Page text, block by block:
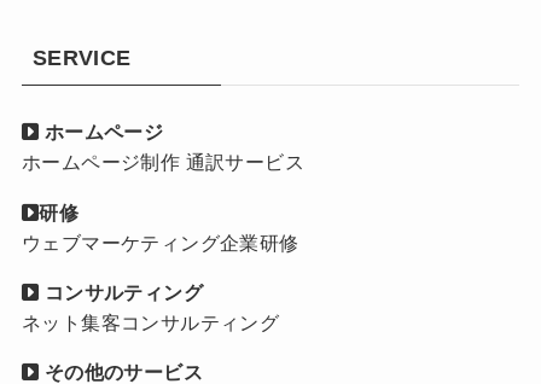
SERVICE
ホームページ
ホームページ制作 通訳サービス
研修
ウェブマーケティング企業研修
コンサルティング
ネット集客コンサルティング
その他のサービス